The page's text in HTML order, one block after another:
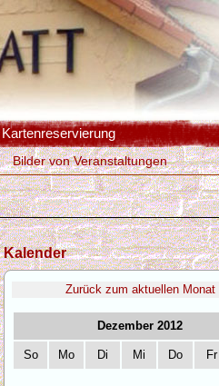
Kartenreservierung
Bilder von Veranstaltungen
Kalender
Zurück zum aktuellen Monat
Dezember 2012
So Mo Di Mi Do Fr